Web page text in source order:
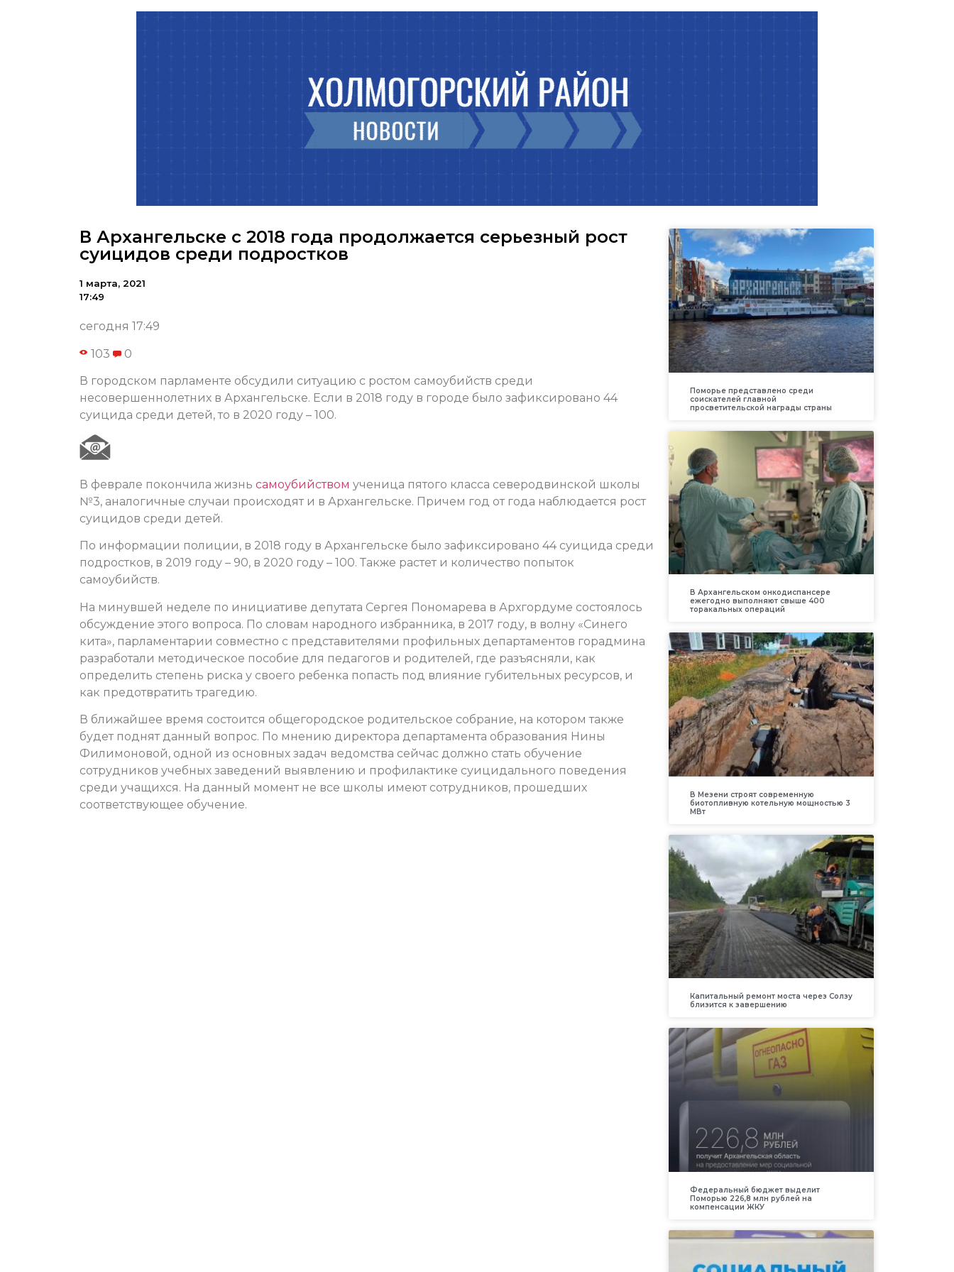
В Архангельске с 2018 года продолжается серьезный рост
суицидов среди подростков
1 марта, 2021
17:49
сегодня 17:49
103 0
В городском парламенте обсудили ситуацию с ростом самоубийств среди
несовершеннолетних в Архангельске. Если в 2018 году в городе было зафиксировано 44
суицида среди детей, то в 2020 году – 100.
В феврале покончила жизнь самоубийством ученица пятого класса северодвинской школы
№3, аналогичные случаи происходят и в Архангельске. Причем год от года наблюдается рост
суицидов среди детей.
По информации полиции, в 2018 году в Архангельске было зафиксировано 44 суицида среди
подростков, в 2019 году – 90, в 2020 году – 100. Также растет и количество попыток
самоубийств.
На минувшей неделе по инициативе депутата Сергея Пономарева в Архгордуме состоялось
обсуждение этого вопроса. По словам народного избранника, в 2017 году, в волну «Синего
кита», парламентарии совместно с представителями профильных департаментов горадмина
разработали методическое пособие для педагогов и родителей, где разъясняли, как
определить степень риска у своего ребенка попасть под влияние губительных ресурсов, и
как предотвратить трагедию.
В ближайшее время состоится общегородское родительское собрание, на котором также
будет поднят данный вопрос. По мнению директора департамента образования Нины
Филимоновой, одной из основных задач ведомства сейчас должно стать обучение
сотрудников учебных заведений выявлению и профилактике суицидального поведения
среди учащихся. На данный момент не все школы имеют сотрудников, прошедших
соответствующее обучение.
Поморье представлено среди
соискателей главной
просветительской награды страны
В Архангельском онкодиспансере
ежегодно выполняют свыше 400
торакальных операций
В Мезени строят современную
биотопливную котельную мощностью 3
МВт
Капитальный ремонт моста через Солзу
близится к завершению
Федеральный бюджет выделит
Поморью 226,8 млн рублей на
компенсации ЖКУ